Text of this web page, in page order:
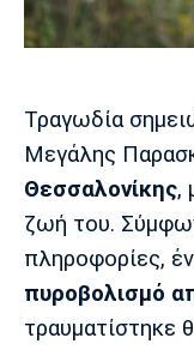
Cine Spot
Running
Media
Παρασκήνιο
Τραγωδία
Μεγάλης
Θεσσαλονίκης,
ζωή του.
πληροφορίες,
πυροβολισμό
τραυματίστηκε